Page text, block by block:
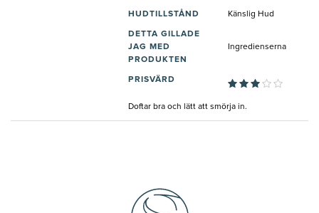
HUDTILLSTÅND Känslig Hud
DETTA GILLADE
JAG MED
PRODUKTEN
Ingredienserna
PRISVÄRD
Doftar bra och lätt att smörja in.